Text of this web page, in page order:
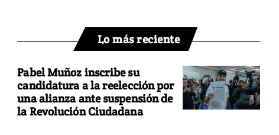
Lo más reciente
Pabel Muñoz inscribe su
candidatura a la reelección por
una alianza ante suspensión de
la Revolución Ciudadana